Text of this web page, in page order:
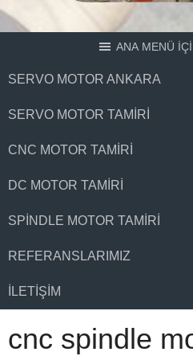
ANA MENÜ
SERVO MOTOR ANKARA
SERVO MOTOR TAMIRI
CNC MOTOR TAMIRI
DC MOTOR TAMIRI
SPINDLE MOTOR TAMIRI
REFERANSLARIMIZ
İLETIŞIM
cnc spindle